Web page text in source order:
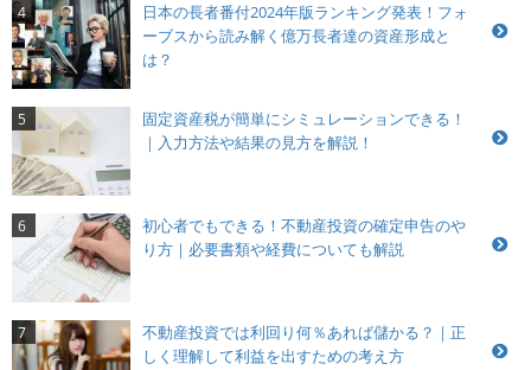
4
日本の長者番付2024年版ランキング発表！フォ
ーブスから読み解く億万長者達の資産形成と
は？
5
固定資産税が簡単にシミュレーションできる！
｜入力方法や結果の見方を解説！
6
初心者でもできる！不動産投資の確定申告のや
り方｜必要書類や経費についても解説
7
不動産投資では利回り何％あれば儲かる？｜正
しく理解して利益を出すための考え方